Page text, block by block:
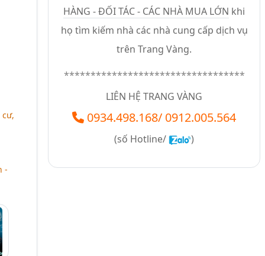
-
HÀNG - ĐỐI TÁC - CÁC NHÀ MUA LỚN khi
họ tìm kiếm nhà các nhà cung cấp dịch vụ
trên Trang Vàng.
**********************************
LIÊN HỆ TRANG VÀNG
0934.498.168/ 0912.005.564
(số Hotline/ )